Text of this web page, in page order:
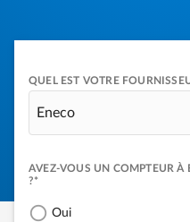
QUEL EST VOTRE
Eneco
AVEZ-VOUS UN COMPTEUR À
?*
Oui